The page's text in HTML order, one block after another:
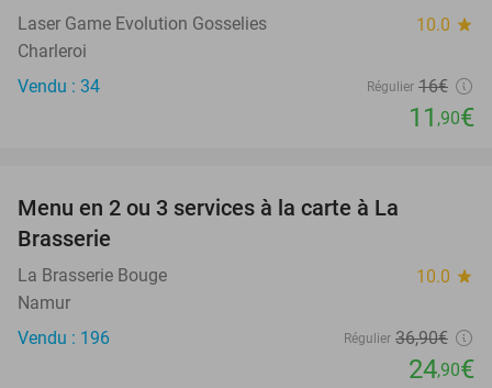
Laser Game Evolution Gosselies 10.0 star
Charleroi
Vendu : 34
Régulier 16€
11 ,90€
Menu en 2 ou 3 services à la carte à La
Brasserie
La Brasserie Bouge 10.0 star
Namur
Vendu : 196
Régulier 36,90€
24,90€